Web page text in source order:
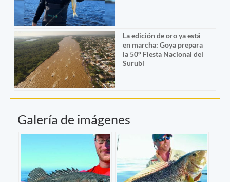
La edición de oro ya está
en marcha: Goya prepara
la 50° Fiesta Nacional del
Surubí
Galería de imágenes